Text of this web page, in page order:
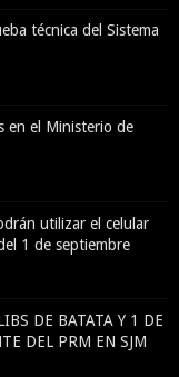
técnica del Sistema
en el Ministerio de
utilizar el celular
1 de septiembre
DE BATATA Y 1 DE
DEL PRM EN SJM